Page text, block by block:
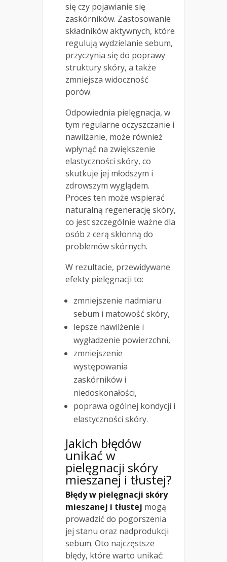
się czy pojawianie się
zaskórników. Zastosowanie
składników aktywnych, które
regulują wydzielanie sebum,
przyczynia się do poprawy
struktury skóry, a także
zmniejsza widoczność
porów.
Odpowiednia pielęgnacja, w
tym regularne oczyszczanie i
nawilżanie, może również
wpłynąć na zwiększenie
elastyczności skóry, co
skutkuje jej młodszym i
zdrowszym wyglądem.
Proces ten może wspierać
naturalną regenerację skóry,
co jest szczególnie ważne dla
osób z cerą skłonną do
problemów skórnych.
W rezultacie, przewidywane
efekty pielęgnacji to:
zmniejszenie nadmiaru
sebum i matowość skóry,
lepsze nawilżenie i
wygładzenie powierzchni,
zmniejszenie
występowania
zaskórników i
niedoskonałości,
poprawa ogólnej kondycji i
elastyczności skóry.
Jakich błędów
unikać w
pielęgnacji skóry
mieszanej i tłustej?
Błędy w pielęgnacji skóry
mieszanej i tłustej mogą
prowadzić do pogorszenia
jej stanu oraz nadprodukcji
sebum. Oto najczęstsze
błędy, które warto unikać: